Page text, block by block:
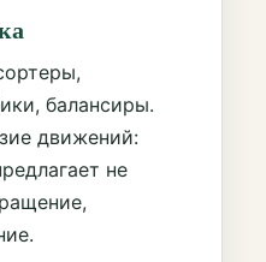
балансиры.
движений:
не